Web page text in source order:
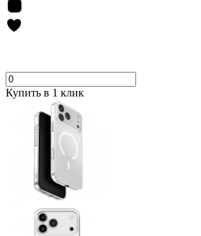
Купить в 1 клик